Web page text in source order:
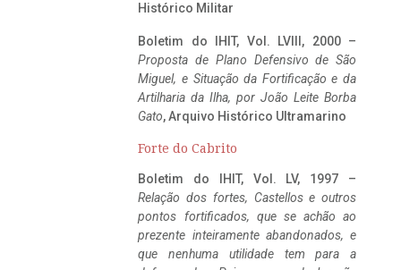
Histórico Militar
Boletim do IHIT, Vol. LVIII, 2000 –
Proposta de Plano Defensivo de São
Miguel, e Situação da Fortificação e da
Artilharia da Ilha, por João Leite Borba
Gato, Arquivo Histórico Ultramarino
Forte do Cabrito
Boletim do IHIT, Vol. LV, 1997 –
Relação dos fortes, Castellos e outros
pontos fortificados, que se achão ao
prezente inteiramente abandonados, e
que nenhuma utilidade tem para a